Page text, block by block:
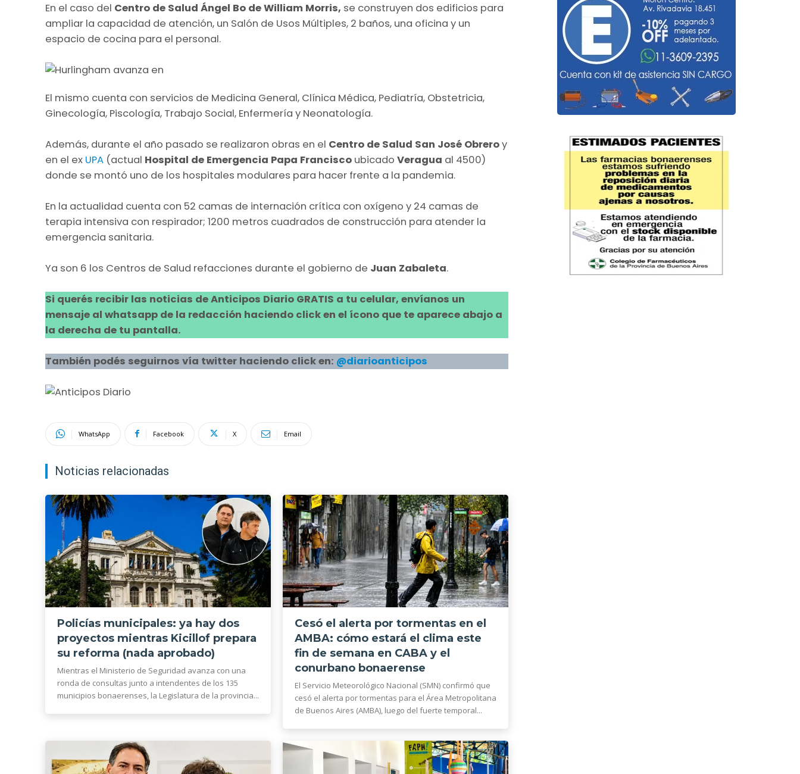
En el caso del Centro de Salud Ángel Bo de William Morris, se construyen dos edificios para
ampliar la capacidad de atención, un Salón de Usos Múltiples, 2 baños, una oficina y un
espacio de cocina para el personal.
El mismo cuenta con servicios de Medicina General, Clínica Médica, Pediatría, Obstetricia,
Ginecología, Piscología, Trabajo Social, Enfermería y Neonatología.
Además, durante el año pasado se realizaron obras en el Centro de Salud San José Obreroy
en el ex UPA (actual Hospital de Emergencia Papa Francisco ubicado Veragua al 4500)
donde se montó uno de los hospitales modulares para hacer frente a la pandemia.
En la actualidad cuenta con 52 camas de internación crítica con oxígeno y 24 camas de
terapia intensiva con respirador; 1200 metros cuadrados de construcción para atender la
emergencia sanitaria.
Ya son 6 los Centros de Salud refacciones durante el gobierno de Juan Zabaleta.
Si querés recibir las noticias de Anticipos Diario GRATIS a tu celular, envíanos un
mensaje al whatsapp de la redacción haciendo click en el ícono que te aparece abajo a
la derecha de tu pantalla.
También podés seguirnos vía twitter haciendo click en: @diarioanticipos
WhatsApp Facebook X Email
Noticias relacionadas
Policías municipales: ya hay dos
proyectos mientras Kicillof prepara
su reforma (nada aprobado)
Mientras el Ministerio de Seguridad avanza con una
ronda de consultas junto a intendentes de los 135
municipios bonaerenses, la Legislatura de la provincia...
Cesó el alerta por tormentas en el
AMBA: cómo estará el clima este
fin de semana en CABA y el
conurbano bonaerense
El Servicio Meteorológico Nacional (SMN) confirmó que
cesó el alerta por tormentas para el Área Metropolitana
de Buenos Aires (AMBA), luego del fuerte temporal...